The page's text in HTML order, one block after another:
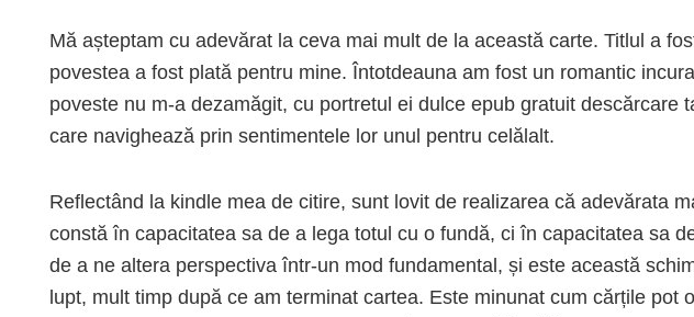
Mă așteptam cu adevărat la ceva mai mult de la această carte. Titlul a
povestea a fost plată pentru mine. Întotdeauna am fost un romantic
poveste nu m-a dezamăgit, cu portretul ei dulce epub gratuit descărcare
care navighează prin sentimentele lor unul pentru celălalt.
Reflectând la kindle mea de citire, sunt lovit de realizarea că adevărata
constă în capacitatea sa de a lega totul cu o fundă, ci în capacitatea sa
de a ne altera perspectiva într-un mod fundamental, și este această
lupt, mult timp după ce am terminat cartea. Este minunat cum cărțile pot